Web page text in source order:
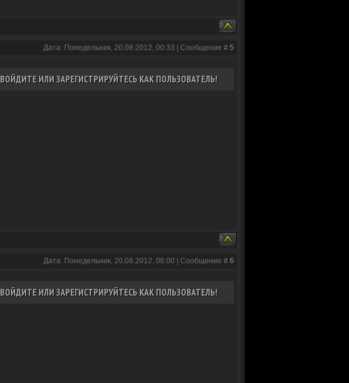
Дата: Понедельник, 20.08.2012, 00:33 | Сообщение # 5
ВОЙДИТЕ ИЛИ ЗАРЕГИСТРИРУЙТЕСЬ КАК ПОЛЬЗОВАТЕЛЬ!
Дата: Понедельник, 20.08.2012, 06:00 | Сообщение # 6
ВОЙДИТЕ ИЛИ ЗАРЕГИСТРИРУЙТЕСЬ КАК ПОЛЬЗОВАТЕЛЬ!